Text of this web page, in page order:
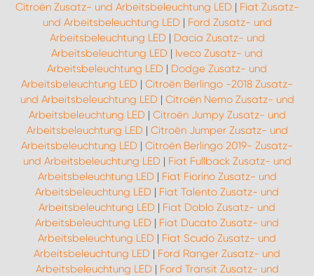
Citroën Zusatz- und Arbeitsbeleuchtung LED| Fiat Zusatz-
und Arbeitsbeleuchtung LED| Ford Zusatz- und
Arbeitsbeleuchtung LED| Dacia Zusatz- und
Arbeitsbeleuchtung LED | Iveco Zusatz- und
Arbeitsbeleuchtung LED | Dodge Zusatz- und
Arbeitsbeleuchtung LED | Citroën Berlingo -2018 Zusatz-
und Arbeitsbeleuchtung LED| Citroën Nemo Zusatz- und
Arbeitsbeleuchtung LED| Citroën Jumpy Zusatz- und
Arbeitsbeleuchtung LED| Citroën Jumper Zusatz- und
Arbeitsbeleuchtung LED | Citroën Berlingo 2019- Zusatz-
und Arbeitsbeleuchtung LED| Fiat Fullback Zusatz- und
Arbeitsbeleuchtung LED| Fiat Fiorino Zusatz- und
Arbeitsbeleuchtung LED | Fiat Talento Zusatz- und
Arbeitsbeleuchtung LED | Fiat Doblo Zusatz- und
Arbeitsbeleuchtung LED | Fiat Ducato Zusatz- und
Arbeitsbeleuchtung LED | Fiat Scudo Zusatz- und
Arbeitsbeleuchtung LED | Ford Ranger Zusatz- und
Arbeitsbeleuchtung LED| Ford Transit Zusatz- und